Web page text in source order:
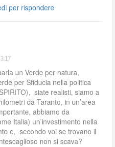
per rispondere
un Verde per natura,
per Sfiducia nella politica
siate realisti, siamo a
da Taranto, in un’area
abbiamo da
Italia) un’investimento nella
e, secondo voi se trovano il
non si scava?